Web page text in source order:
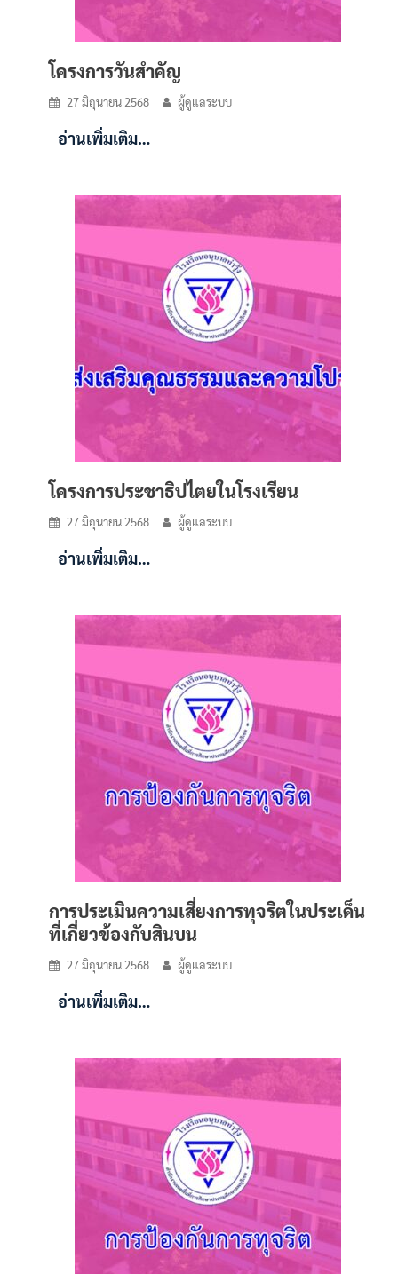
โครงการวันสำคัญ
27 มิถุนายน 2568 ผู้ดูแลระบบ
อ่านเพิ่มเติม…
โครงการประชาธิปไตยในโรงเรียน
27 มิถุนายน 2568 ผู้ดูแลระบบ
อ่านเพิ่มเติม…
การประเมินความเสี่ยงการทุจริตในประเด็น
ที่เกี่ยวข้องกับสินบน
27 มิถุนายน 2568 ผู้ดูแลระบบ
อ่านเพิ่มเติม…